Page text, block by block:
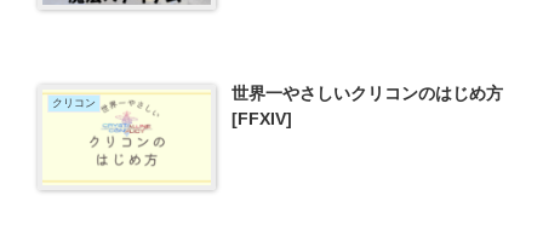
クリコン
世界一やさしいクリコンのはじめ方
[FFXIV]